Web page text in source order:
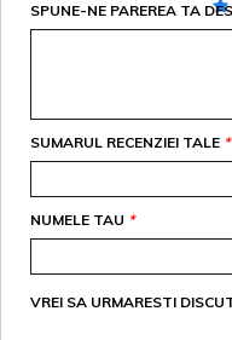
SPUNE-NE PAREREA TA
*
SUMARUL RECENZIEI TALE
*
NUMELE TAU
VREI SA URMARESTI